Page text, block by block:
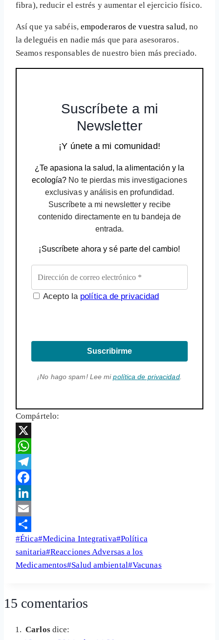
fibra), reducir el estrés y aumentar el ejercicio físico.
Así que ya sabéis, empoderaros de vuestra salud, no
la deleguéis en nadie más que para asesoraros.
Seamos responsables de nuestro bien más preciado.
Suscríbete a mi
Newsletter
¡Y únete a mi comunidad!
¿Te apasiona la salud, la alimentación y la
ecología? No te pierdas mis investigaciones
exclusivas y análisis en profundidad.
Suscríbete a mi newsletter y recibe
contenido directamente en tu bandeja de
entrada.
¡Suscríbete ahora y sé parte del cambio!
Acepto la política de privacidad
Suscribirme
¡No hago spam! Lee mipolítica de privacidad.
Compártelo:
X
WhatsApp
Telegram
Facebook
LinkedIn
Email
Share
Etiquetas
de
la
#Ética#Medicina Integrativa#Política
sanitaria#Reacciones Adversas a los
Medicamentos#Salud ambiental#Vacunas
15 comentarios
Carlos dice: